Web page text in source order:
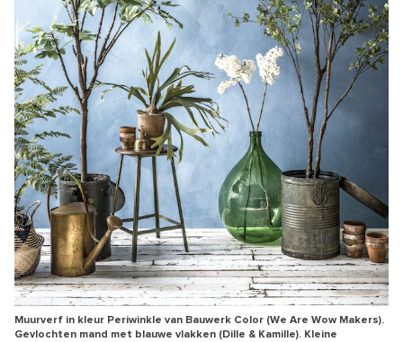
Muurverf in kleur Periwinkle van Bauwerk Color (We Are Wow Makers).
Gevlochten mand met blauwe vlakken (Dille & Kamille). Kleine